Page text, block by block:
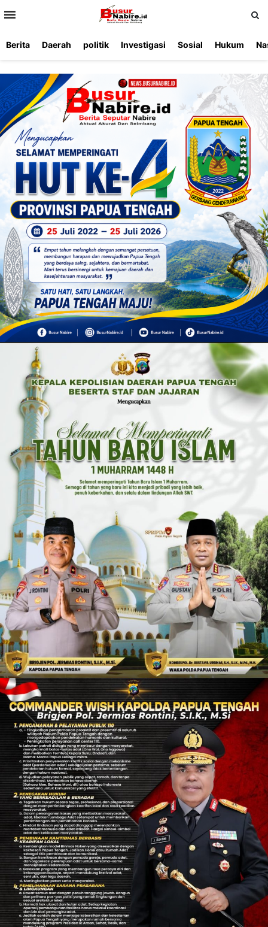
Berita Daerah politik Investigasi Sosial Hukum